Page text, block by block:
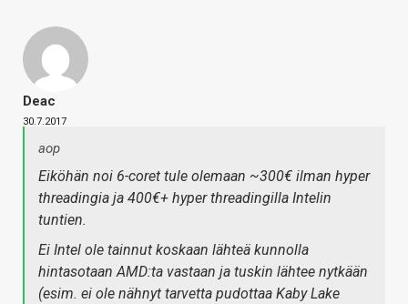
Deac
30.7.2017
aop
Eiköhän noi 6-coret tule olemaan ~300€ ilman hyper
threadingia ja 400€+ hyper threadingilla Intelin
tuntien.
Ei Intel ole tainnut koskaan lähteä kunnolla
hintasotaan AMD:ta vastaan ja tuskin lähtee nytkään
(esim. ei ole nähnyt tarvetta pudottaa Kaby Lake